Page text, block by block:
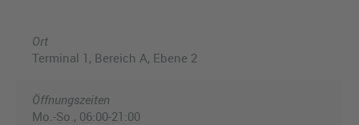
Ort
Terminal 1, Bereich A, Ebene 2
Öffnungszeiten
Mo.-So., 06:00-21:00